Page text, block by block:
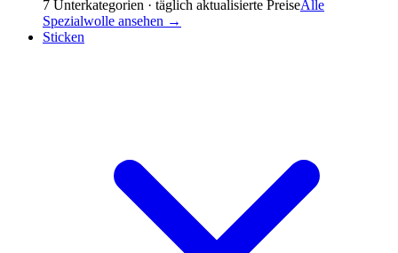
7 Unterkategorien · täglich aktualisierte PreiseAlle
Spezialwolle ansehen →
Sticken